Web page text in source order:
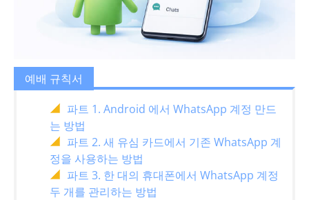
예배 규칙서
파트 1. Android 에서 WhatsApp 계정 만드
는 방법
파트 2. 새 유심 카드에서 기존 WhatsApp 계
정을 사용하는 방법
파트 3. 한 대의 휴대폰에서 WhatsApp 계정
두 개를 관리하는 방법